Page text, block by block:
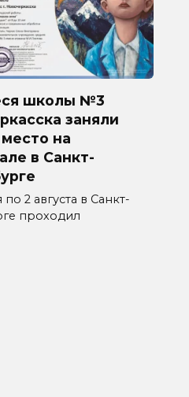
школы №3
заняли
на
в Санкт-
2 августа в Санкт-
проходил